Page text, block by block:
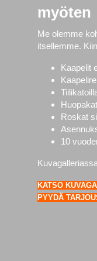
myöten
Me olemme
itsellemme.
Kaapelit
Roskat
10
KATSO
PYYDÄ